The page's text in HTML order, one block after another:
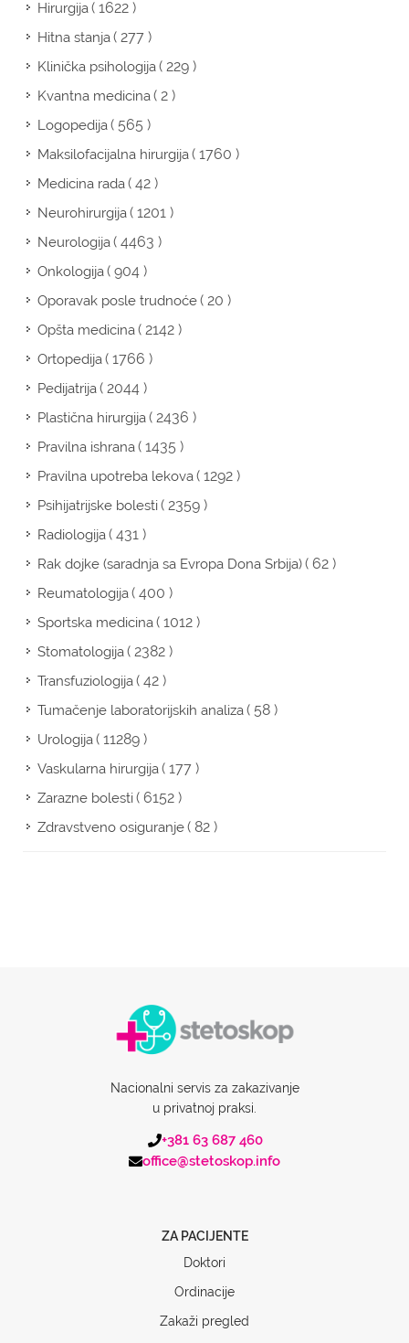
Hirurgija( 1622 )
Hitna stanja( 277 )
Klinička psihologija( 229 )
Kvantna medicina( 2 )
Logopedija( 565 )
Maksilofacijalna hirurgija( 1760 )
Medicina rada( 42 )
Neurohirurgija( 1201 )
Neurologija( 4463 )
Onkologija( 904 )
Oporavak posle trudnoće( 20 )
Opšta medicina( 2142 )
Ortopedija( 1766 )
Pedijatrija( 2044 )
Plastična hirurgija( 2436 )
Pravilna ishrana( 1435 )
Pravilna upotreba lekova( 1292 )
Psihijatrijske bolesti( 2359 )
Radiologija( 431 )
Rak dojke (saradnja sa Evropa Dona Srbija)( 62 )
Reumatologija( 400 )
Sportska medicina( 1012 )
Stomatologija( 2382 )
Transfuziologija( 42 )
Tumačenje laboratorijskih analiza( 58 )
Urologija( 11289 )
Vaskularna hirurgija( 177 )
Zarazne bolesti( 6152 )
Zdravstveno osiguranje( 82 )
Nacionalni servis za zakazivanje
u privatnoj praksi.
+381 63 687 460
office@stetoskop.info
ZA PACIJENTE
Doktori
Ordinacije
Zakaži pregled